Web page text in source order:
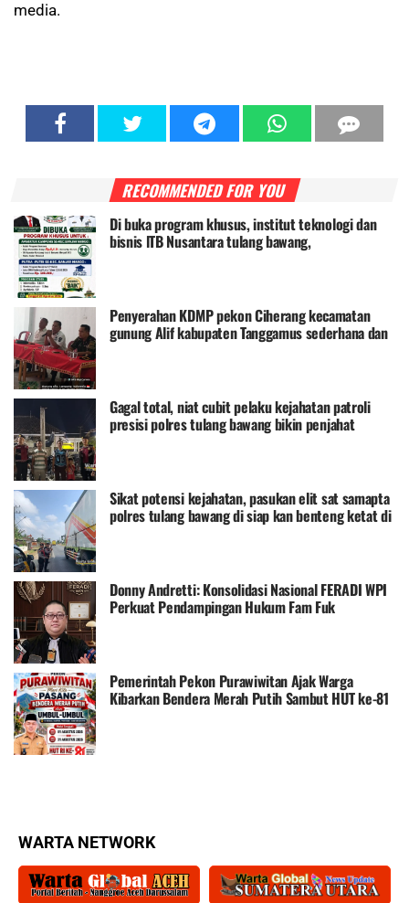
media.
RECOMMENDED FOR YOU
Di buka program khusus, institut teknologi dan
bisnis lTB Nusantara tulang bawang,
Penyerahan KDMP pekon Ciherang kecamatan
gunung Alif kabupaten Tanggamus sederhana dan
bermakna
Gagal total, niat cubit pelaku kejahatan patroli
presisi polres tulang bawang bikin penjahat
terbirit-birit kegelapan
Sikat potensi kejahatan, pasukan elit sat samapta
polres tulang bawang di siap kan benteng ketat di
Donny Andretti: Konsolidasi Nasional FERADI WPI
Perkuat Pendampingan Hukum Fam Fuk
Tjhong/Uun dengan Keterlibatan 35 Penasehat
Pemerintah Pekon Purawiwitan Ajak Warga
Kibarkan Bendera Merah Putih Sambut HUT ke-81
WARTA NETWORK